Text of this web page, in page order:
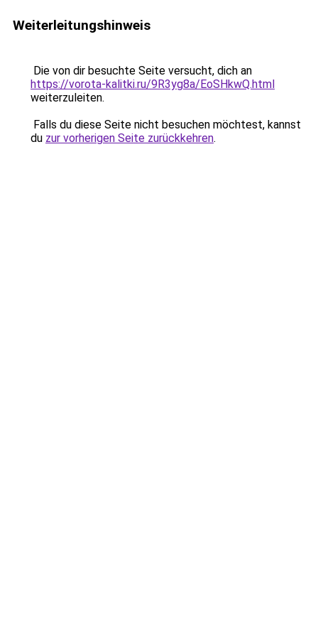
Weiterleitungshinweis
Die von dir besuchte Seite versucht, dich an
https://vorota-kalitki.ru/9R3yg8a/EoSHkwQ.html
weiterzuleiten.
Falls du diese Seite nicht besuchen möchtest, kannst
du zur vorherigen Seite zurückkehren.